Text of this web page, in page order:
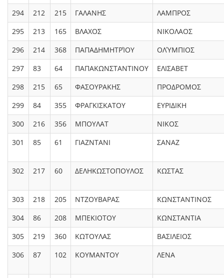
294
212 215 ΓΑΛΑΝΗΣ
ΛΑΜΠΡΟΣ
295
213 165 ΒΛΑΧΟΣ
ΝΙΚΟΛΑΟΣ
296
214 368 ΠΑΠΑΔΗΜΗΤΡΊΟΥ
ΟΛΎΜΠΙΟΣ
297
83 64 ΠΑΠΑΚΩΝΣΤΑΝΤΙΝΟΥ
ΕΛΙΣΑΒΕΤ
298
215 65 ΦΑΣΟΥΡΑΚΗΣ
ΠΡΟΔΡΟΜΟΣ
299
84 355 ΦΡΑΓΚΙΣΚΑΤΟΥ
ΕΥΡΙΔΙΚΗ
300
216 356 ΜΠΟΥΛΑΤ
ΝΙΚΟΣ
301
85 61 ΓΙΑΖΝΤΑΝΙ ΣΑΝΑΖ
302 217 60 ΔΕΛΗΚΩΣΤΟΠΟΥΛΟΣ ΚΩΣΤΑΣ
303 218 205 ΝΤΖΟΥΒΑΡΑΣ
ΚΩΝΣΤΑΝΤΙΝΟΣ
304
86 208 ΜΠΕΚΙΟΤΟΥ
ΚΩΝΣΤΑΝΤΙΑ
305
219 360 ΚΩΤΟΥΛΑΣ
ΒΑΣΙΛΕΙΟΣ
306
87 102 ΚΟΥΜΑΝΤΟΥ ΛΕΝΑ